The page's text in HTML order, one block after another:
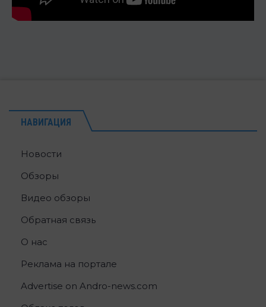
НАВИГАЦИЯ
Новости
Обзоры
Видео обзоры
Обратная связь
О нас
Реклама на портале
Advertise on Andro-news.com